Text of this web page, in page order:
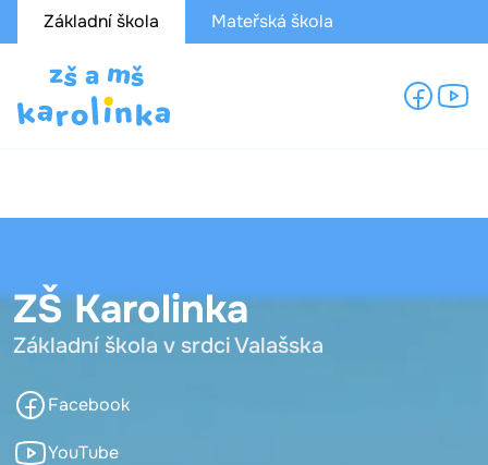
Základní škola Mateřská škola
ZŠ Karolinka
Základní škola v srdci Valašska
Facebook
YouTube